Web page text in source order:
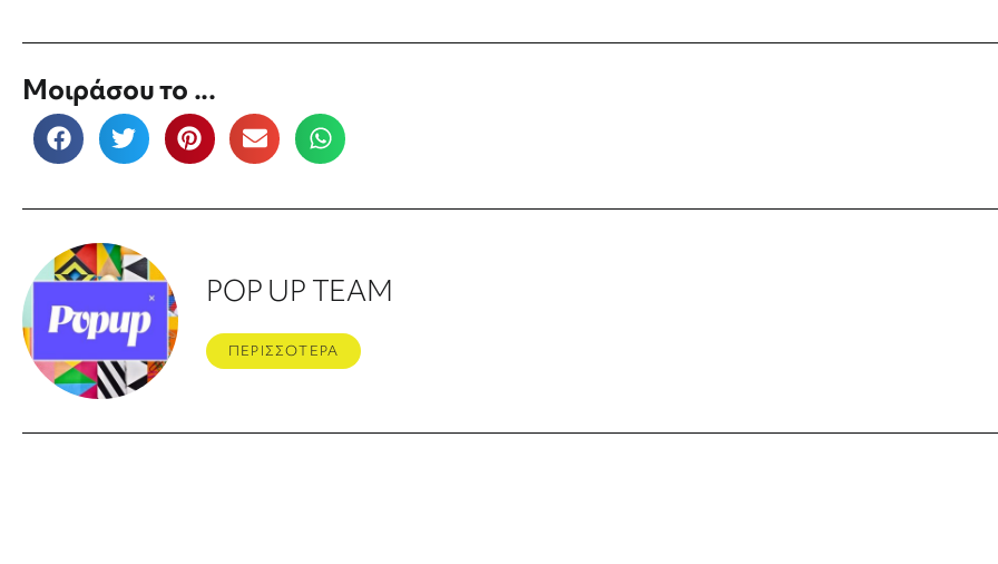
Μοιράσου το ...
POP UP TEAM
ΠΕΡΙΣΣΟΤΕΡΑ